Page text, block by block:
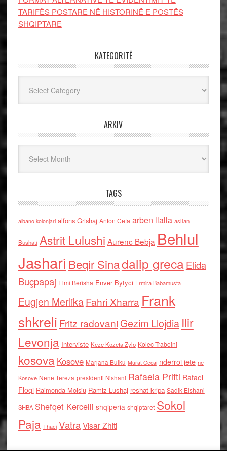
TARIFËS POSTARE NË HISTORINË E POSTËS
SHQIPTARE
KATEGORITË
ARKIV
TAGS
albano kolonjari alfons Grishaj Anton Cefa arben llalla asllan
Bushati Astrit Lulushi Aurenc Bebja Behlul
Jashari Beqir Sinadalip grecaElida
Buçpapaj Elmi Berisha Enver Bytyci Ermira Babamusta
Eugjen MerlikaFahri Xharra Frank
shkreli Fritz radovaniGezim Llojdia Ilir
Levonja Interviste Keze Kozeta Zylo Kolec Traboini
kosova Kosove Marjana Bulku Murat Gecaj nderroi jete ne
Kosove Nene Tereza presidenti Nishani Rafaela Prifti Rafael
Floqi Raimonda Moisiu Ramiz Lushaj reshat kripa Sadik Elshani
SHBA Shefqet Kercelli shqiperia shqiptaret Sokol
Paja Thaci VatraVisar Zhiti